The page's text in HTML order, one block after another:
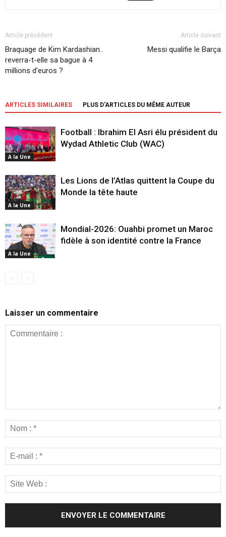
Article précédent
Braquage de Kim Kardashian..
reverra-t-elle sa bague à 4
millions d’euros ?
Article suivant
Messi qualifie le Barça
ARTICLES SIMILAIRES PLUS D'ARTICLES DU MÊME AUTEUR
A la Une
Football : Ibrahim El Asri élu président du
Wydad Athletic Club (WAC)
A la Une
Les Lions de l’Atlas quittent la Coupe du
Monde la tête haute
A la Une
Mondial-2026: Ouahbi promet un Maroc
fidèle à son identité contre la France
Laisser un commentaire